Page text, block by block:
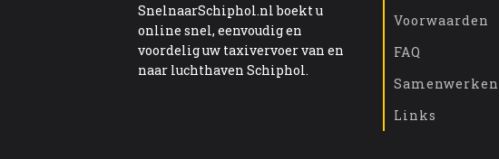
SnelnaarSchiphol.nl boekt u
online snel, eenvoudig en
voordelig uw taxivervoer van en
naar luchthaven Schiphol.
Voorwaarden
FAQ
Samenwerken
Links